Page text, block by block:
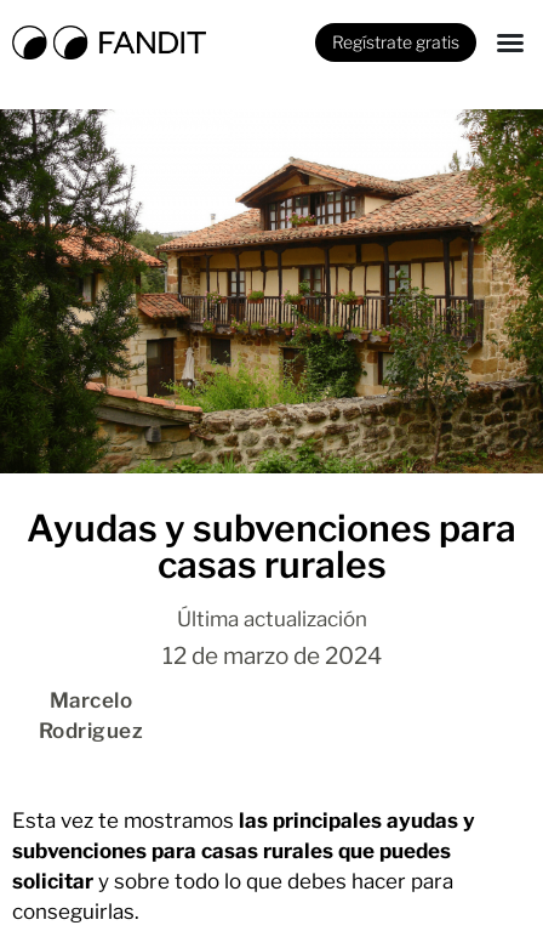
Regístrate gratis
Ayudas y subvenciones para
casas rurales
Última actualización
12 de marzo de 2024
Marcelo
Rodriguez
Esta vez te mostramos las principales ayudas y
subvenciones para casas rurales que puedes
solicitar y sobre todo lo que debes hacer para
conseguirlas.